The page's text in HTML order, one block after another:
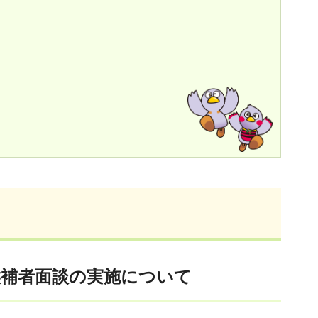
者面談の実施について